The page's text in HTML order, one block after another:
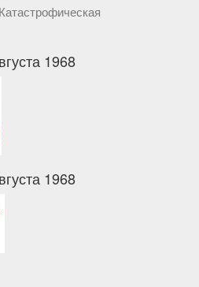
1968
1968